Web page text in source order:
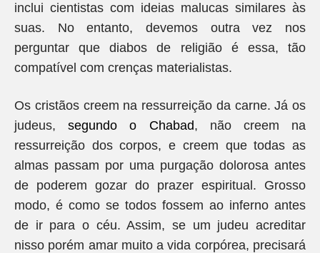
inclui cientistas com ideias malucas similares às
suas. No entanto, devemos outra vez nos
perguntar que diabos de religião é essa, tão
compatível com crenças materialistas.
Os cristãos creem na ressurreição da carne. Já os
judeus,segundo o Chabad, não creem na
ressurreição dos corpos, e creem que todas as
almas passam por uma purgação dolorosa antes
de poderem gozar do prazer espiritual. Grosso
modo, é como se todos fossem ao inferno antes
de ir para o céu. Assim, se um judeu acreditar
nisso porém amar muito a vida corpórea, precisará